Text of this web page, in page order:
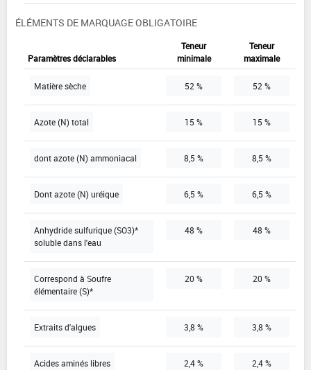
ÉLÉMENTS DE MARQUAGE OBLIGATOIRE
Paramètres déclarables
Teneur
minimale
Teneur
maximale
Matière sèche 52 % 52 %
Azote (N) total 15 % 15 %
dont azote (N) ammoniacal 8,5 % 8,5 %
Dont azote (N) uréique 6,5 % 6,5 %
Anhydride sulfurique (SO3)*
soluble dans l'eau
48 % 48 %
Correspond à Soufre
élémentaire (S)*
20 % 20 %
Extraits d'algues 3,8 % 3,8 %
Acides aminés libres 2,4 % 2,4 %